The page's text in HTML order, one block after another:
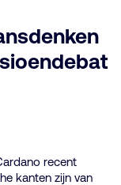
recent
kanten zijn van